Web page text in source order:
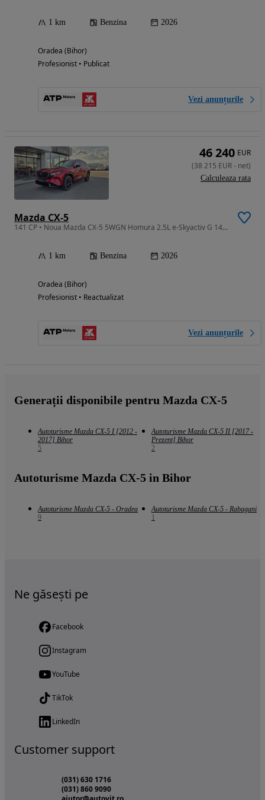
1 km Benzina 2026
Oradea (Bihor)
Profesionist • Publicat
Vezi anunțurile
Mazda CX-5
141 CP • Noua Mazda CX-5 5WGN Homura 2.5L e-Skyactiv G 141 CP A6 AWD
1 km Benzina 2026
Oradea (Bihor)
Profesionist • Reactualizat
Vezi anunțurile
46 240 EUR
(38 215 EUR- net)
Calculeaza rata
Generații disponibile pentru Mazda CX-5
Autoturisme Mazda CX-5 I [2012 -
2017] Bihor
5
Autoturisme Mazda CX-5 II [2017 -
Prezent] Bihor
2
Autoturisme Mazda CX-5 in Bihor
Autoturisme Mazda CX-5 - Oradea
9
Autoturisme Mazda CX-5 - Rabagani
1
Ne găsești pe
Facebook
Instagram
YouTube
TikTok
LinkedIn
Customer support
(031) 630 1716
(031) 860 9090